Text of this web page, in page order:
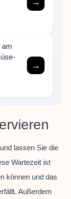
→
am
→
lassen Sie die
Wartezeit ist
können und das
Außerdem